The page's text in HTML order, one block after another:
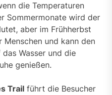
die Temperaturen
Sommermonate wird der
aber im Frühherbst
und kann den
Wasser und die
genießen.
Trail führt die Besucher